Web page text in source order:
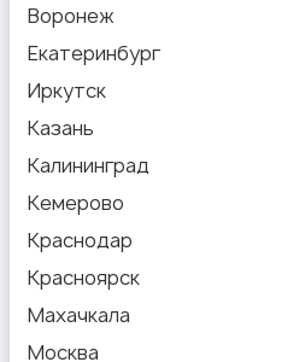
Воронеж
Екатеринбург
Иркутск
Казань
Калининград
Кемерово
Краснодар
Красноярск
Махачкала
Москва